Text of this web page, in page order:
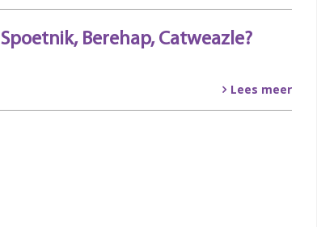
Spoetnik, Berehap, Catweazle?
Lees meer